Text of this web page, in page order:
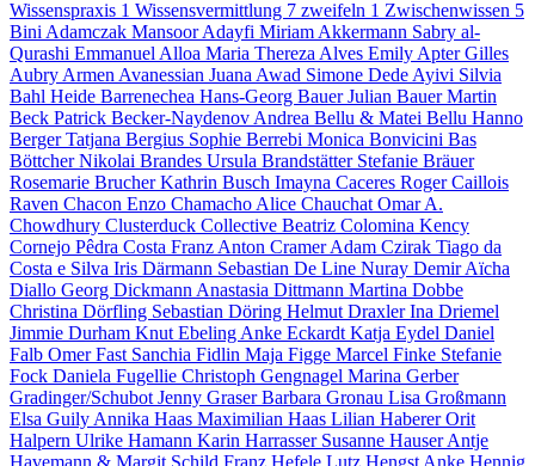
Wissenspraxis 1 Wissensvermittlung 7 zweifeln 1 Zwischenwissen 5
Bini Adamczak Mansoor Adayfi Miriam Akkermann Sabry al-
Qurashi Emmanuel Alloa Maria Thereza Alves Emily ApterGilles
Aubry Armen Avanessian Juana Awad Simone Dede Ayivi Silvia
Bahl Heide Barrenechea Hans-Georg BauerJulian BauerMartin
Beck Patrick Becker-Naydenov Andrea Bellu & Matei Bellu Hanno
BergerTatjana Bergius Sophie Berrebi Monica Bonvicini Bas
BöttcherNikolai Brandes Ursula Brandstätter Stefanie Bräuer
Rosemarie BrucherKathrin Busch Imayna Caceres Roger Caillois
Raven Chacon Enzo Chamacho Alice Chauchat Omar A.
Chowdhury Clusterduck Collective Beatriz Colomina Kency
Cornejo Pêdra Costa Franz Anton CramerAdam Czirak Tiago da
Costa e Silva Iris Därmann Sebastian De Line Nuray DemirAïcha
Diallo Georg Dickmann Anastasia Dittmann Martina Dobbe
Christina Dörfling Sebastian Döring Helmut DraxlerIna Driemel
Jimmie Durham Knut Ebeling Anke Eckardt Katja Eydel Daniel
Falb Omer Fast Sanchia Fidlin Maja Figge Marcel Finke Stefanie
Fock Daniela Fugellie Christoph Gengnagel Marina Gerber
Gradinger/Schubot Jenny GraserBarbara Gronau Lisa Großmann
Elsa Guily Annika Haas Maximilian Haas Lilian HabererOrit
Halpern Ulrike Hamann Karin Harrasser Susanne HauserAntje
Havemann & Margit Schild Franz Hefele Lutz Hengst Anke Hennig